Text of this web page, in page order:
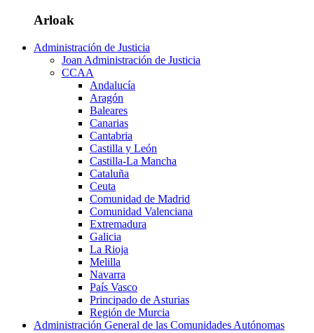
Arloak
Administración de Justicia
Joan Administración de Justicia
CCAA
Andalucía
Aragón
Baleares
Canarias
Cantabria
Castilla y León
Castilla-La Mancha
Cataluña
Ceuta
Comunidad de Madrid
Comunidad Valenciana
Extremadura
Galicia
La Rioja
Melilla
Navarra
País Vasco
Principado de Asturias
Región de Murcia
Administración General de las Comunidades Autónomas